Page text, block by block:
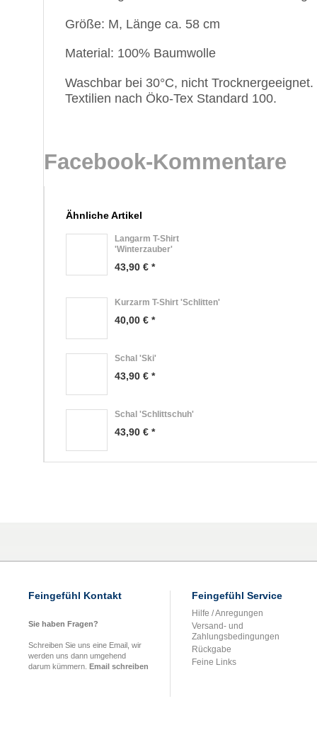
Größe: M, Länge ca. 58 cm
Material: 100% Baumwolle
Waschbar bei 30°C, nicht
Textilien nach Öko-Tex Standard 100.
Facebook-Kommentare
Ähnliche Artikel
Langarm T-Shirt
'Winterzauber'
43,90 € *
Kurzarm T-Shirt 'Schlitten'
40,00 € *
Schal 'Ski'
43,90 € *
Schal 'Schlittschuh'
43,90 € *
Feingefühl Kontakt
Sie haben Fragen?
Schreiben Sie uns eine Email, wir
werden uns dann umgehend
darum kümmern. Email schreiben
Feingefühl Service
Hilfe / Anregungen
Versand- und
Zahlungsbedingungen
Rückgabe
Feine Links